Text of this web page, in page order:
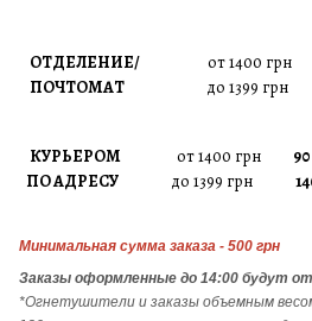
ОТДЕЛЕНИЕ/ от 1400 грн
ПОЧТОМАТ до 1399 грн
КУРЬЕРОМ от 1400 грн
ПО АДРЕСУ до 1399 грн
Минимальная сумма заказа - 500 грн
Заказы оформленные до 14:00 будут
*Огнетушители и заказы объемным